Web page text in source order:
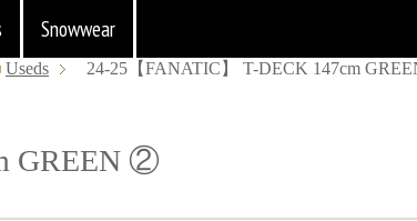
Snowwear
Useds 24-25【FANATIC】 T-DECK 147cm
GREEN ②